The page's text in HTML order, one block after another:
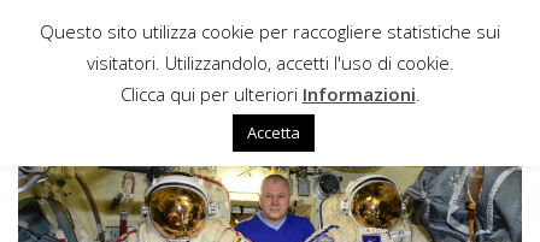
Sotto il contenuto
ORLAN MKS
Questo sito utilizza cookie per raccogliere statistiche sui
visitatori. Utilizzandolo, accetti l'uso di cookie.
Clicca qui per ulteriori Informazioni
Accetta